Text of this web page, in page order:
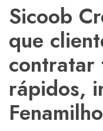
Sicoob
que
contratar
rápidos,